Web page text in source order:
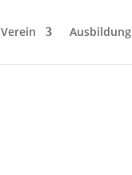
Verein Ausbildung